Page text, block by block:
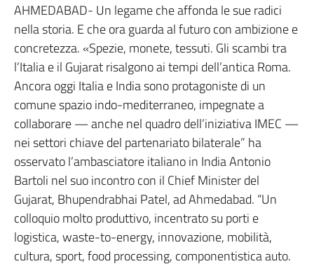
AHMEDABAD- Un legame che affonda le sue radici
nella storia. E che ora guarda al futuro con ambizione e
concretezza. «Spezie, monete, tessuti. Gli scambi tra
l’Italia e il Gujarat risalgono ai tempi dell’antica Roma.
Ancora oggi Italia e India sono protagoniste di un
comune spazio indo-mediterraneo, impegnate a
collaborare — anche nel quadro dell’iniziativa IMEC —
nei settori chiave del partenariato bilaterale” ha
osservato l’ambasciatore italiano in India Antonio
Bartoli nel suo incontro con il Chief Minister del
Gujarat, Bhupendrabhai Patel, ad Ahmedabad. “Un
colloquio molto produttivo, incentrato su porti e
logistica, waste-to-energy, innovazione, mobilità,
cultura, sport, food processing, componentistica auto.